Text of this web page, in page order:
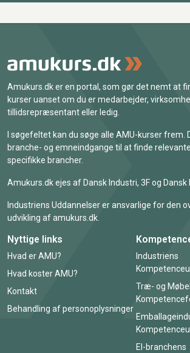
Amukurs.dk er en portal, som gør det nemt at
kurser uanset om du er medarbejder,
tillidsrepræsentant eller ledig.
I søgefeltet kan du søge alle AMU-kurser frem.
branche- og emneindgange til at finde
specifikke brancher.
Amukurs.dk ejes af Dansk Industri, 3F og Dansk
Industriens Uddannelser er ansvarlige for den
udvikling af amukurs.dk.
Nyttige links
Hvad er AMU?
Hvad koster AMU?
Kontakt
Behandling af personoplysninger
Industriens
Træ- og
El-branchens